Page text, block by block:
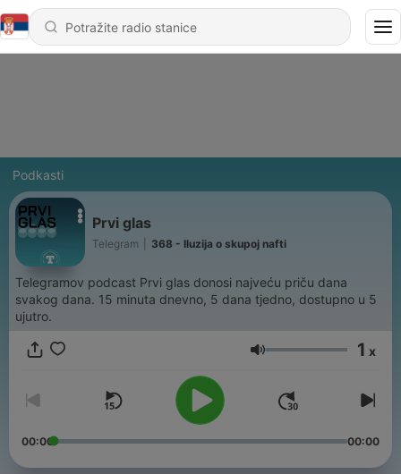
Podkasti
Prvi glas
Telegram 368 - Iluzija o skupoj nafti
Telegramov podcast Prvi glas donosi najveću priču dana
svakog dana. 15 minuta dnevno, 5 dana tjedno, dostupno u 5
ujutro.
Jačina zvuka 1 x
00:00 00:00